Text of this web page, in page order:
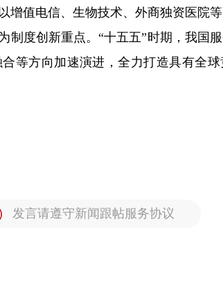
增值电信、生物技术、外商独资医院
度创新重点。“十五五”时期，我国
等方向加速演进，全力打造具有全球
发言请遵守新闻跟帖服务协议